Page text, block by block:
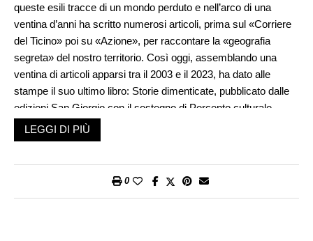
queste esili tracce di un mondo perduto e nell’arco di una
ventina d’anni ha scritto numerosi articoli, prima sul «Corriere
del Ticino» poi su «Azione», per raccontare la «geografia
segreta» del nostro territorio. Così oggi, assemblando una
ventina di articoli apparsi tra il 2003 e il 2023, ha dato alle
stampe il suo ultimo libro: Storie dimenticate, pubblicato dalle
edizioni San Giorgio con il sostegno di Percento culturale
Migros Ticino, BancaStato, «Azione» e «Corriere del Ticino».
accanto ai buchi neri si offrono anche squarci di realtà
LEGGI DI PIÙ
0